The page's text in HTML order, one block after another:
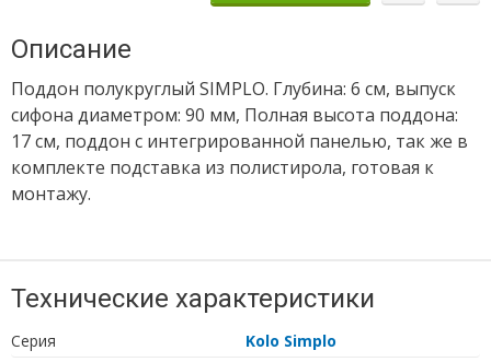
Описание
Поддон полукруглый SIMPLO. Глубина: 6 см, выпуск
сифона диаметром: 90 мм, Полная высота поддона:
17 см, поддон с интегрированной панелью, так же в
комплекте подставка из полистирола, готовая к
монтажу.
Технические характеристики
Серия
Kolo Simplo